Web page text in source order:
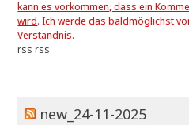
kann es vorkommen, dass ein
wird. Ich werde das baldmöglichst
Verständnis.
rss rss
new_24-11-2025